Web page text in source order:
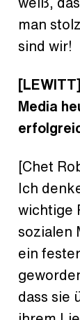
man
sind wir!
[LEWITT]
Media
[Chet
Ich
wichtige
sozialen
ein
dass sie